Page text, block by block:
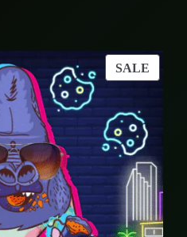
SALE